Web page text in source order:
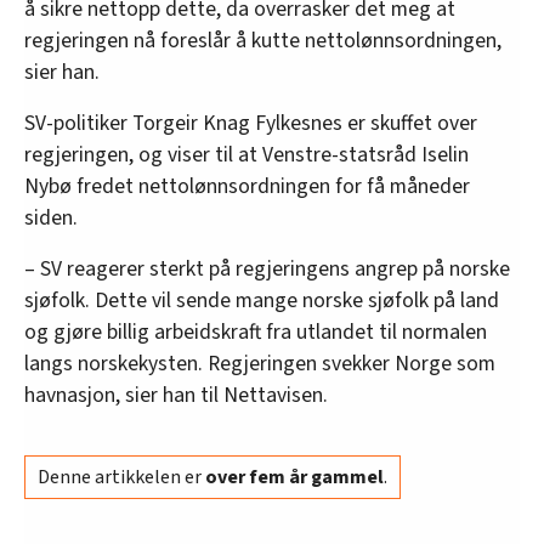
å sikre nettopp dette, da overrasker det meg at
regjeringen nå foreslår å kutte nettolønnsordningen,
sier han.
SV-politiker Torgeir Knag Fylkesnes er skuffet over
regjeringen, og viser til at Venstre-statsråd Iselin
Nybø fredet nettolønnsordningen for få måneder
siden.
– SV reagerer sterkt på regjeringens angrep på norske
sjøfolk. Dette vil sende mange norske sjøfolk på land
og gjøre billig arbeidskraft fra utlandet til normalen
langs norskekysten. Regjeringen svekker Norge som
havnasjon, sier han til Nettavisen.
Denne artikkelen erover fem år gammel.